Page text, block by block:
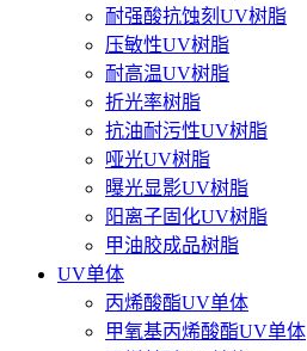
耐强酸抗蚀刻UV树脂
压敏性UV树脂
耐高温UV树脂
折光率树脂
抗油耐污性UV树脂
哑光UV树脂
曝光显影UV树脂
阳离子固化UV树脂
甲油胶成品树脂
UV单体
丙烯酸酯UV单体
甲氧基丙烯酸酯UV单体